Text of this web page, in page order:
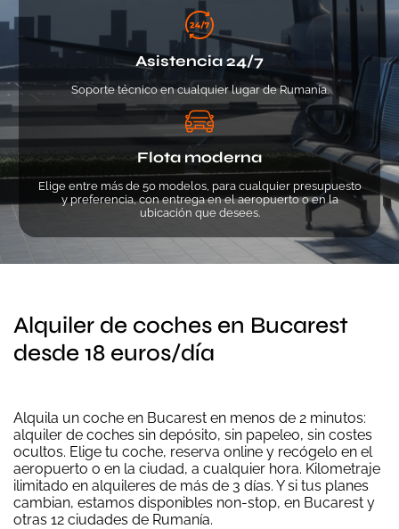
Asistencia 24/7
Soporte técnico en cualquier lugar de Rumanía.
Flota moderna
Elige entre más de 50 modelos, para cualquier presupuesto
y preferencia, con entrega en el aeropuerto o en la
ubicación que desees.
Alquiler de coches en Bucarest
desde 18 euros/día
Alquila un coche en Bucarest en menos de 2 minutos:
alquiler de coches sin depósito, sin papeleo, sin costes
ocultos. Elige tu coche, reserva online y recógelo en el
aeropuerto o en la ciudad, a cualquier hora. Kilometraje
ilimitado en alquileres de más de 3 días. Y si tus planes
cambian, estamos disponibles non-stop, en Bucarest y
otras 12 ciudades de Rumanía.